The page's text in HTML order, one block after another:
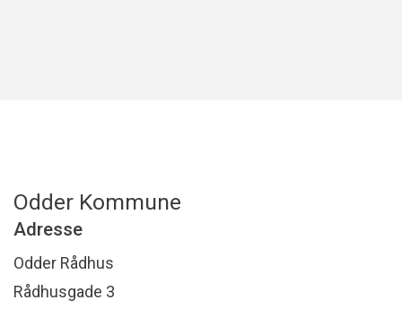
Odder Kommune
Adresse
Odder Rådhus
Rådhusgade 3